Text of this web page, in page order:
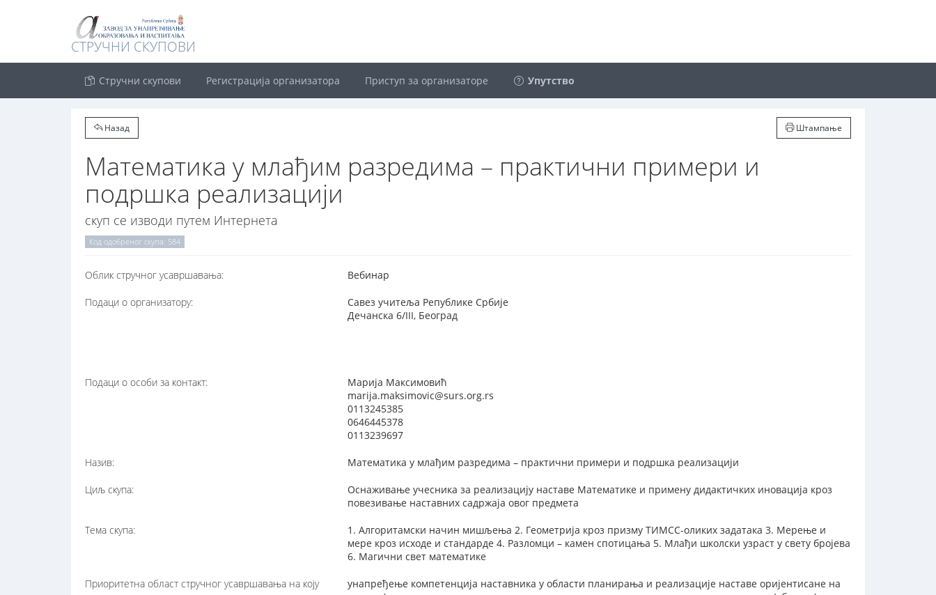
СТРУЧНИ СКУПОВИ
Стручни скупови Регистрација организатора Приступ за организаторе Упутство
Назад Штампање
Математика у млађим разредима – практични примери и
подршка реализацији
скуп се изводи путем Интернета
Код одобреног скупа: 584
Oблик стручног усавршавања: Вебинар
Подаци о организатору:
Савез учитеља Републике Србије
Дечанска 6/III, Београд
Подаци о особи за контакт:
Марија Максимовић
marija.maksimovic@surs.org.rs
0113245385
0646445378
0113239697
Назив: Математика у млађим разредима – практични примери и подршка реализацији
Циљ скупа:
Оснаживање учесника за реализацију наставе Математике и примену дидактичких иновација кроз
повезивање наставних садржаја овог предмета
Тема скупа:
1. Алгоритамски начин мишљења 2. Геометрија кроз призму ТИМСС-оликих задатака 3. Мерење и
мере кроз исходе и стандарде 4. Разломци – камен спотицања 5. Млађи школски узраст у свету бројева
6. Магични свет математике
Приоритетна област стручног усавршавања на коју
унапређење компетенција наставника у области планирања и реализације наставе оријентисане на